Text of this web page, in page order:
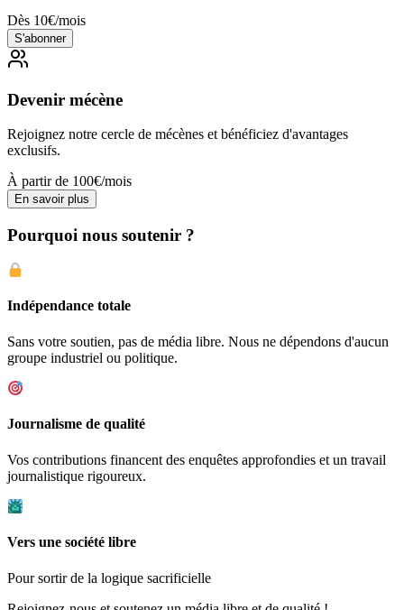
Dès 10€/mois
S'abonner
Devenir mécène
Rejoignez notre cercle de mécènes et bénéficiez d'avantages
exclusifs.
À partir de 100€/mois
En savoir plus
Pourquoi nous soutenir ?
Indépendance totale
Sans votre soutien, pas de média libre. Nous ne dépendons d'aucun
groupe industriel ou politique.
Journalisme de qualité
Vos contributions financent des enquêtes approfondies et un travail
journalistique rigoureux.
Vers une société libre
Pour sortir de la logique sacrificielle